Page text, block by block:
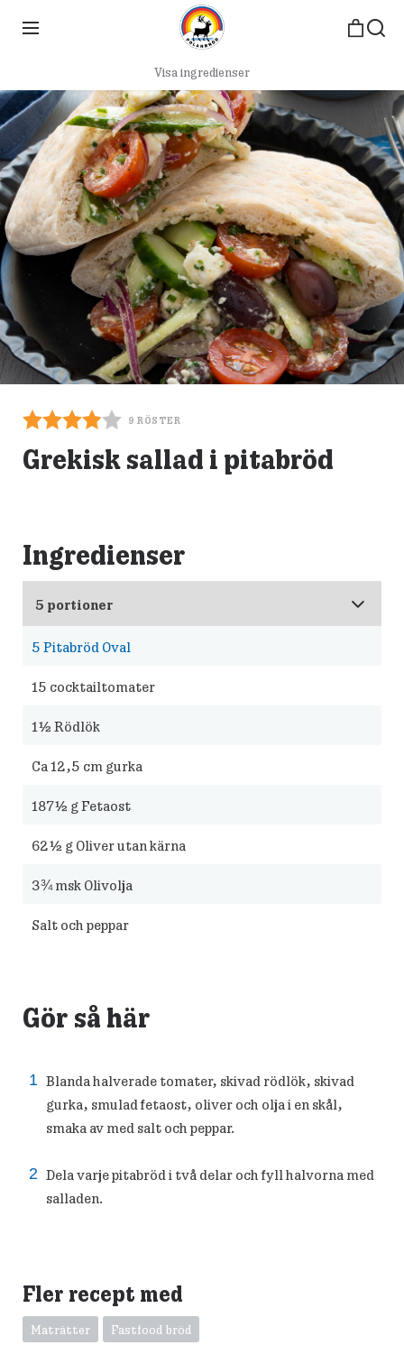
Visa ingredienser
9 RÖSTER
Grekisk sallad i pitabröd
Ingredienser
5 Pitabröd Oval
15 cocktailtomater
1½ Rödlök
Ca 12,5 cm gurka
187½ g Fetaost
62½ g Oliver utan kärna
3¾msk Olivolja
Salt och peppar
Gör så här
Blanda halverade tomater, skivad rödlök, skivad
gurka, smulad fetaost, oliver och olja i en skål,
smaka av med salt och peppar.
Dela varje pitabröd i två delar och fyll halvorna med
salladen.
Fler recept med
Maträtter Fastfood bröd